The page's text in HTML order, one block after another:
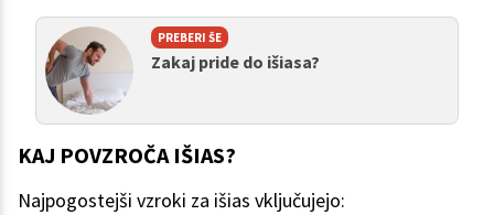
PREBERI ŠE
Zakaj pride do išiasa?
KAJ POVZROČA IŠIAS?
Najpogostejši vzroki za išias vključujejo: